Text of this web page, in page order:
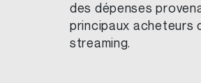
des dépenses
principaux acheteurs
streaming.